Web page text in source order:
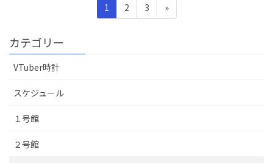
ナ
ビ
ゲ
シ
ョ
ペ
ー
1
ペ
ー
2
ペ
ー
3 »
カテゴリー
VTuber時計
スケジュール
１号館
２号館